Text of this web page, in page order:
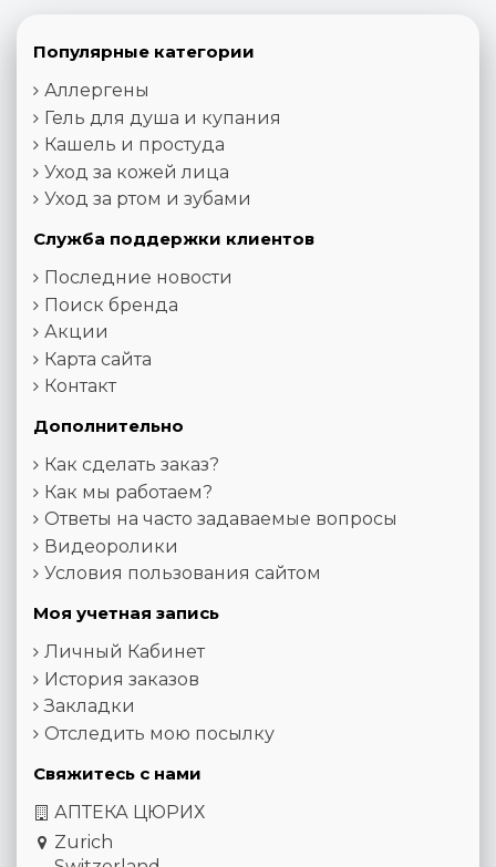
Популярные категории
Аллергены
Гель для душа и купания
Кашель и простуда
Уход за кожей лица
Уход за ртом и зубами
Служба поддержки клиентов
Последние новости
Поиск бренда
Акции
Карта сайта
Контакт
Дополнительно
Как сделать заказ?
Как мы работаем?
Ответы на часто задаваемые вопросы
Видеоролики
Условия пользования сайтом
Моя учетная запись
Личный Кабинет
История заказов
Закладки
Отследить мою посылку
Свяжитесь с нами
АПТЕКА ЦЮРИХ
Zurich